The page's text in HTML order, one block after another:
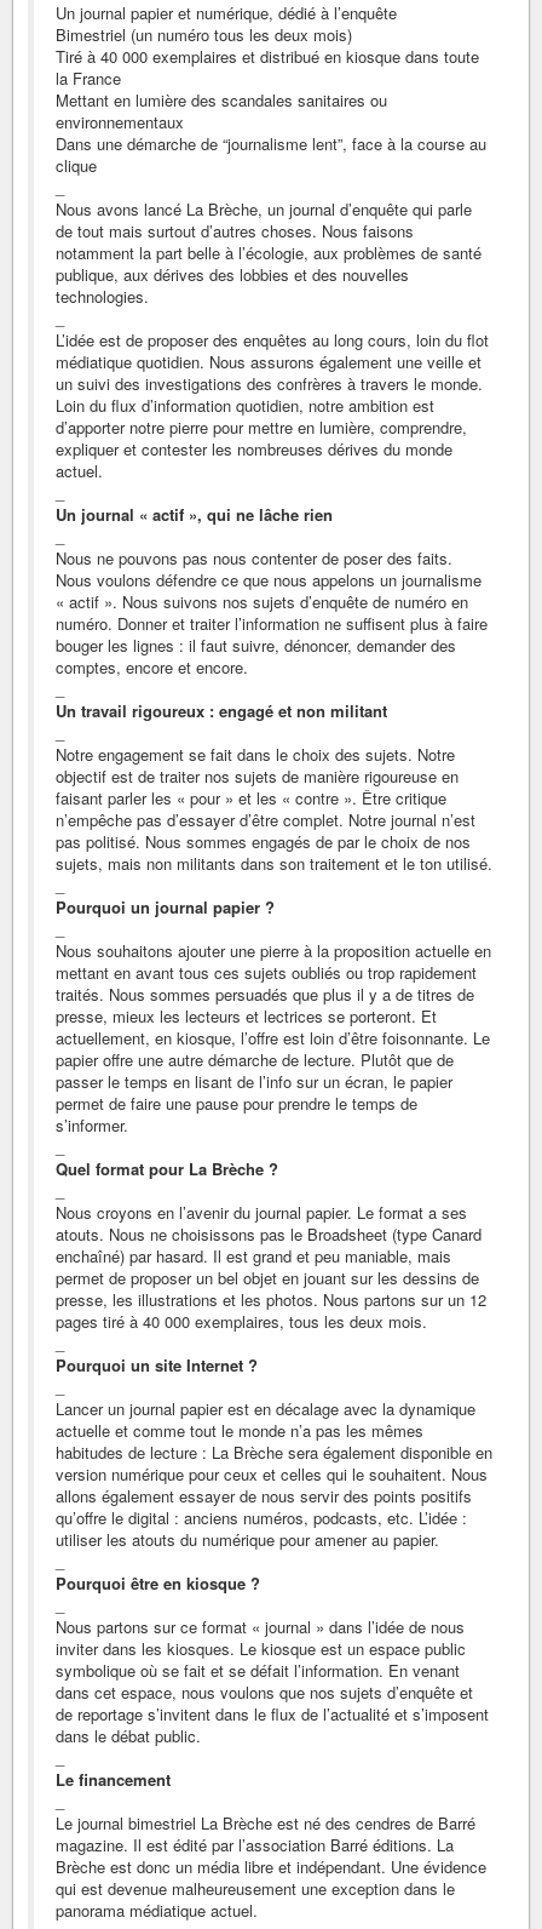
Un journal papier et numérique, dédié à l’enquête
Bimestriel (un numéro tous les deux mois)
Tiré à 40 000 exemplaires et distribué en kiosque dans toute
la France
Mettant en lumière des scandales sanitaires ou
environnementaux
Dans une démarche de “journalisme lent”, face à la course au
clique
Nous avons lancé La Brèche, un journal d’enquête qui parle
de tout mais surtout d’autres choses. Nous faisons
notamment la part belle à l’écologie, aux problèmes de santé
publique, aux dérives des lobbies et des nouvelles
technologies.
L’idée est de proposer des enquêtes au long cours, loin du flot
médiatique quotidien. Nous assurons également une veille et
un suivi des investigations des confrères à travers le monde.
Loin du flux d’information quotidien, notre ambition est
d’apporter notre pierre pour mettre en lumière, comprendre,
expliquer et contester les nombreuses dérives du monde
actuel.
Un journal « actif », qui ne lâche rien
Nous ne pouvons pas nous contenter de poser des faits.
Nous voulons défendre ce que nous appelons un journalisme
« actif ». Nous suivons nos sujets d’enquête de numéro en
numéro. Donner et traiter l’information ne suffisent plus à faire
bouger les lignes : il faut suivre, dénoncer, demander des
comptes, encore et encore.
Un travail rigoureux : engagé et non militant
Notre engagement se fait dans le choix des sujets. Notre
objectif est de traiter nos sujets de manière rigoureuse en
faisant parler les « pour » et les « contre ». Être critique
n’empêche pas d’essayer d’être complet. Notre journal n’est
pas politisé. Nous sommes engagés de par le choix de nos
sujets, mais non militants dans son traitement et le ton utilisé.
Pourquoi un journal papier ?
Nous souhaitons ajouter une pierre à la proposition actuelle en
mettant en avant tous ces sujets oubliés ou trop rapidement
traités. Nous sommes persuadés que plus il y a de titres de
presse, mieux les lecteurs et lectrices se porteront. Et
actuellement, en kiosque, l’offre est loin d’être foisonnante. Le
papier offre une autre démarche de lecture. Plutôt que de
passer le temps en lisant de l’info sur un écran, le papier
permet de faire une pause pour prendre le temps de
s’informer.
Quel format pour La Brèche ?
Nous croyons en l’avenir du journal papier. Le format a ses
atouts. Nous ne choisissons pas le Broadsheet (type Canard
enchaîné) par hasard. Il est grand et peu maniable, mais
permet de proposer un bel objet en jouant sur les dessins de
presse, les illustrations et les photos. Nous partons sur un 12
pages tiré à 40 000 exemplaires, tous les deux mois.
Pourquoi un site Internet ?
Lancer un journal papier est en décalage avec la dynamique
actuelle et comme tout le monde n’a pas les mêmes
habitudes de lecture : La Brèche sera également disponible en
version numérique pour ceux et celles qui le souhaitent. Nous
allons également essayer de nous servir des points positifs
qu’offre le digital : anciens numéros, podcasts, etc. L’idée :
utiliser les atouts du numérique pour amener au papier.
Pourquoi être en kiosque ?
Nous partons sur ce format « journal » dans l’idée de nous
inviter dans les kiosques. Le kiosque est un espace public
symbolique où se fait et se défait l’information. En venant
dans cet espace, nous voulons que nos sujets d’enquête et
de reportage s’invitent dans le flux de l’actualité et s’imposent
dans le débat public.
Le financement
Le journal bimestriel La Brèche est né des cendres de Barré
magazine. Il est édité par l’association Barré éditions. La
Brèche est donc un média libre et indépendant. Une évidence
qui est devenue malheureusement une exception dans le
panorama médiatique actuel.